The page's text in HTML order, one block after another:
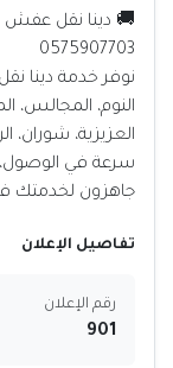
🚚 دينا نقل عفش
0575907703
نوفر خدمة دينا
النوم، المجالس،
العزيزية، شوران،
سرعة في الوصول،
جاهزون لخدمتك
تفاصيل الإعلان
رقم الإعلان
901